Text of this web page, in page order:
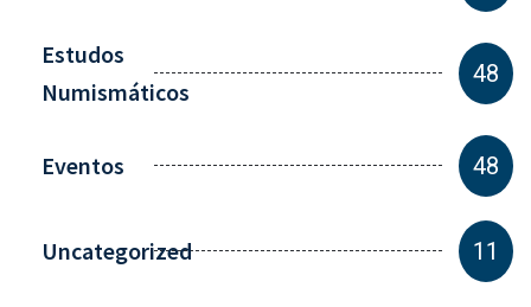
Estudos
Numismáticos
48
Eventos 48
Uncategorized 11